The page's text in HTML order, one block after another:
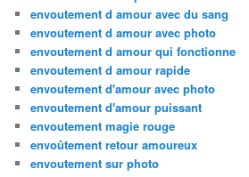
envoutement d amour avec du sang
envoutement d amour avec photo
envoutement d amour qui fonctionne
envoutement d amour rapide
envoutement d'amour avec photo
envoutement d'amour puissant
envoutement magie rouge
envoûtement retour amoureux
envoutement sur photo